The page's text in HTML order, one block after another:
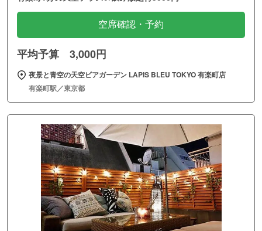
空席確認・予約
平均予算 3,000円
夜景と青空の天空ビアガーデン LAPIS BLEU TOKYO 有楽町店
有楽町駅／東京都